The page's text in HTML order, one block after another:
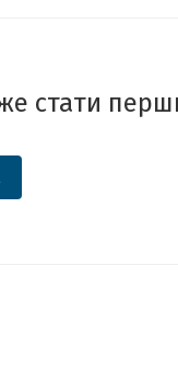
стати